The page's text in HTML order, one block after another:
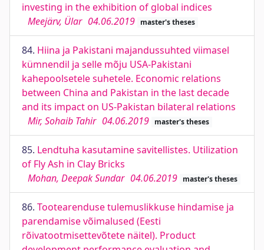
investing in the exhibition of global indices
Meejärv, Ülar 04.06.2019 master's theses
84. Hiina ja Pakistani majandussuhted viimasel
kümnendil ja selle mõju USA-Pakistani
kahepoolsetele suhetele. Economic relations
between China and Pakistan in the last decade
and its impact on US-Pakistan bilateral relations
Mir, Sohaib Tahir 04.06.2019 master's theses
85. Lendtuha kasutamine savitellistes. Utilization
of Fly Ash in Clay Bricks
Mohan, Deepak Sundar 04.06.2019 master's theses
86. Tootearenduse tulemuslikkuse hindamise ja
parendamise võimalused (Eesti
rõivatootmisettevõtete näitel). Product